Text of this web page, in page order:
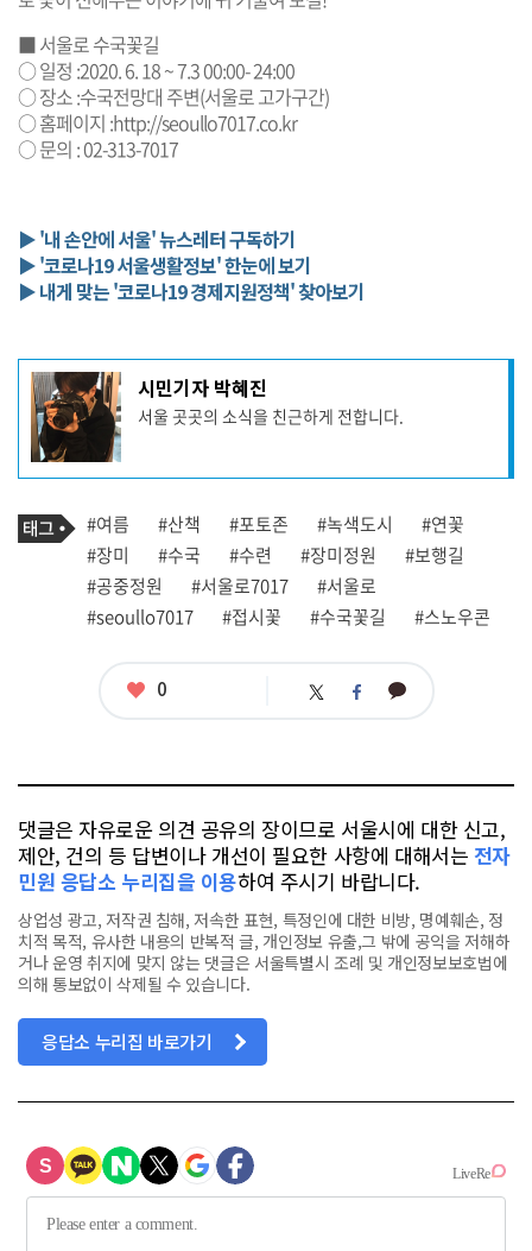
■ 서울로 수국꽃길
○ 일정 :2020. 6. 18 ~ 7.3 00:00- 24:00
○ 장소 :수국전망대 주변(서울로 고가구간)
○ 홈페이지 :http://seoullo7017.co.kr
○ 문의 : 02-313-7017
▶ '내 손안에 서울' 뉴스레터 구독하기
▶ '코로나19 서울생활정보' 한눈에 보기
▶ 내게 맞는 '코로나19 경제지원정책' 찾아보기
기
사
작
성
자
프
필
시민기자 박혜진
서울 곳곳의 소식을 친근하게 전합니다.
기
사
관
련
태
그
태
그
#여름 #산책 #포토존 #녹색도시
#연꽃
#장미
#수국 #수련 #장미정원
#보행길
#공중정원
#서울로7017
#서울로
#seoullo7017
#접시꽃 #수국꽃길 #스노우콘
좋
0 트 페 카
댓글은 자유로운 의견 공유의 장이므로 서울시에 대한 신고,
제안, 건의 등 답변이나 개선이 필요한 사항에 대해서는 전자
민원 응답소 누리집을 이용하여 주시기 바랍니다.
상업성 광고, 저작권 침해, 저속한 표현, 특정인에 대한 비방, 명예훼손, 정
치적 목적, 유사한 내용의 반복적 글, 개인정보 유출,그 밖에 공익을 저해하
거나 운영 취지에 맞지 않는 댓글은 서울특별시 조례 및 개인정보보호법에
의해 통보없이 삭제될 수 있습니다.
응답소 누리집 바로가기